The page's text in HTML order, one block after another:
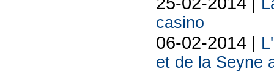
casino
06-02-2014 |
et de la Seyne